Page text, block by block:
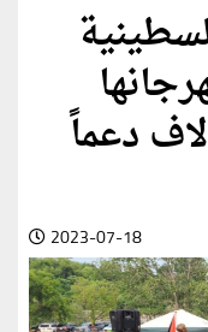
دعماً
2023-07-18